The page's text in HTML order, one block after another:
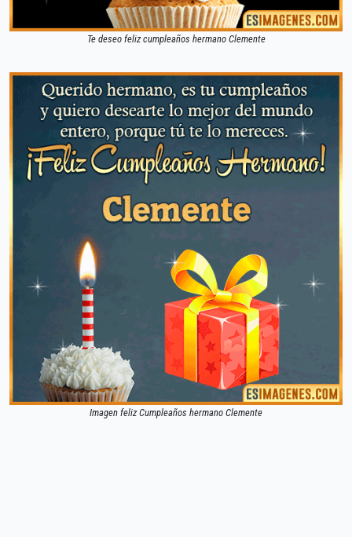
Te deseo feliz cumpleaños hermano Clemente
Imagen feliz Cumpleaños hermano Clemente